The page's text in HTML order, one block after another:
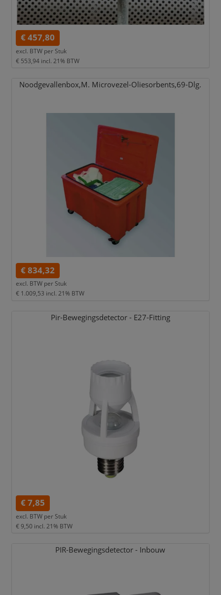
€ 457,80
excl. BTW per Stuk
€ 553,94 incl. 21% BTW
Noodgevallenbox,M. Microvezel-Oliesorbents,69-Dlg.
€ 834,32
excl. BTW per Stuk
€ 1.009,53 incl. 21% BTW
Pir-Bewegingsdetector - E27-Fitting
€ 7,85
excl. BTW per Stuk
€ 9,50 incl. 21% BTW
PIR-Bewegingsdetector - Inbouw